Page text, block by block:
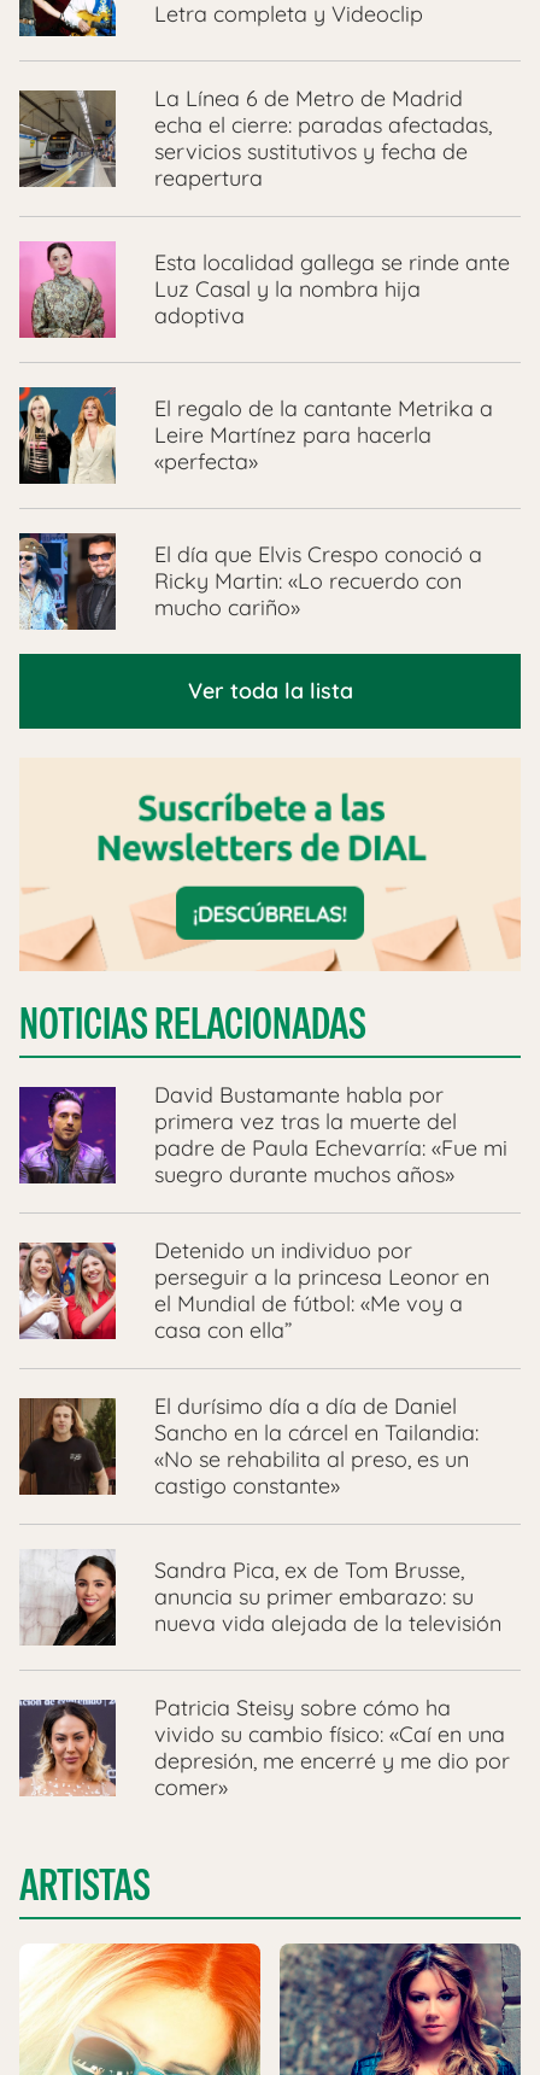
Letra completa y Videoclip
La Línea 6 de Metro de Madrid
echa el cierre: paradas afectadas,
servicios sustitutivos y fecha de
reapertura
Esta localidad gallega se rinde ante
Luz Casal y la nombra hija
adoptiva
El regalo de la cantante Metrika a
Leire Martínez para hacerla
«perfecta»
El día que Elvis Crespo conoció a
Ricky Martin: «Lo recuerdo con
mucho cariño»
Ver toda la lista
NOTICIAS RELACIONADAS
David Bustamante habla por
primera vez tras la muerte del
padre de Paula Echevarría: «Fue mi
suegro durante muchos años»
Detenido un individuo por
perseguir a la princesa Leonor en
el Mundial de fútbol: «Me voy a
casa con ella”
El durísimo día a día de Daniel
Sancho en la cárcel en Tailandia:
«No se rehabilita al preso, es un
castigo constante»
Sandra Pica, ex de Tom Brusse,
anuncia su primer embarazo: su
nueva vida alejada de la televisión
Patricia Steisy sobre cómo ha
vivido su cambio físico: «Caí en una
depresión, me encerré y me dio por
comer»
ARTISTAS